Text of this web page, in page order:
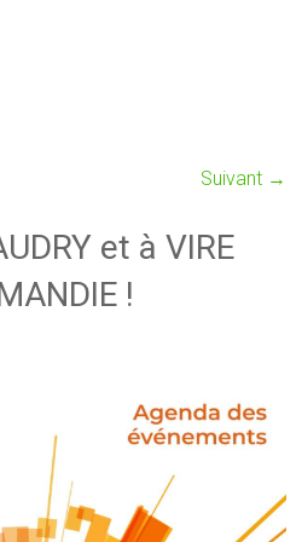
Suivant →
et à VIRE
!